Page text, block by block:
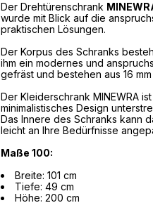
Der Drehtürenschrank
wurde mit Blick auf die
praktischen Lösungen.
Der Korpus des Schranks
ihm ein modernes und
gefräst und bestehen aus 16
Der Kleiderschrank MINEWRA
minimalistisches Design
Das Innere des Schranks kann
leicht an Ihre Bedürfnisse
Maße 100:
Breite: 101 cm
Tiefe: 49 cm
Höhe: 200 cm